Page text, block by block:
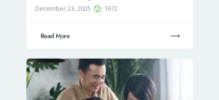
December 23, 2025 1672
Read More